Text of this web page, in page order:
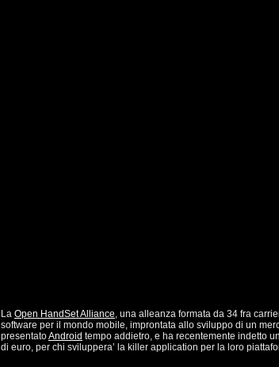
La Open HandSet Alliance, una alleanza formata da 34 fra
software per il mondo mobile, improntata allo sviluppo di un
presentatoAndroid tempo addietro, e ha recentemente indetto
di euro, per chi sviluppera’ la killer application per la loro